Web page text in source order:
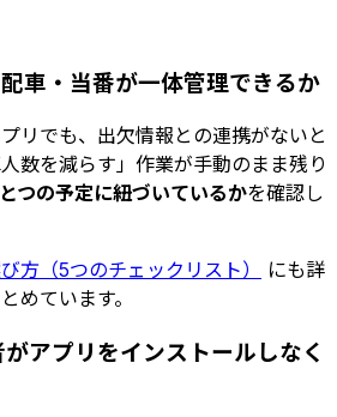
車・当番が一体管理できるか
リでも、出欠情報との連携がないと
数を減らす」作業が手動のまま残り
つの予定に紐づいているかを確認し
方（5つのチェックリスト）
にも詳
めています。
アプリをインストールしなく